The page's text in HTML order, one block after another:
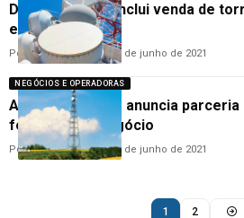
Dona da Vivo conclui venda de
e Brasil
Por Hemerson Brandão4 de junho de 2021
NEGÓCIOS E OPERADORAS
American Tower anuncia parceria
foco no agronegócio
PorHemerson Brandão4 de junho de 2021
1 2